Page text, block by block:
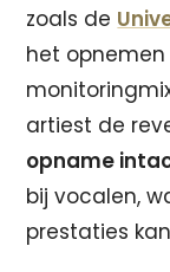
zoals de
het
artiest de
opname
bij vocalen,
prestaties